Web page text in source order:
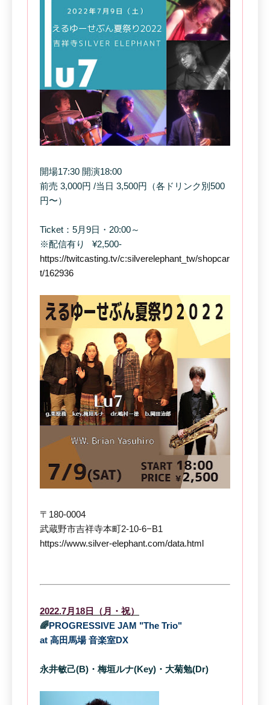
開場17:30 開演18:00
前売 3,000円 /当日 3,500円（各ドリンク別500
円〜）
Ticket：‪5月9日‬・‪20:00‬～
※配信有り ¥2,500-
https://twitcasting.tv/c:silverelephant_tw/shopcar
t/162936
〒180-0004
武蔵野市吉祥寺本町2-10-6−B1
https://www.silver-elephant.com/data.html
2022.7月18日（月・祝）
🌈PROGRESSIVE JAM "The Trio"
at 高田馬場 音楽室DX
永井敏己(B)・梅垣ルナ(Key)・大菊勉(Dr)